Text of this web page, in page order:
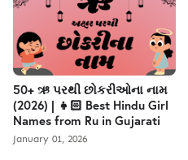
50+ ઋ પરથી છોકરીઓના નામ
(2026) | 👧🏻 Best Hindu Girl
Names from Ru in Gujarati
January 01, 2026